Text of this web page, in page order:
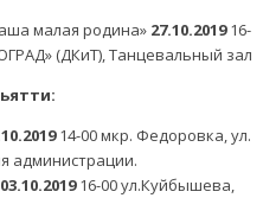
малая родина» 27.10.201916-
(ДКиТ), Танцевальный зал
14-00 мкр. Федоровка, ул.
администрации.
03.10.201916-00 ул.Куйбышева,